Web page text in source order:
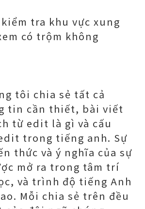
tra khu vực xung
có trộm không
tôi chia sẻ tất cả
tin cần thiết, bài viết
từ edit là gì và cấu
trong tiếng anh. Sự
​​thức và ý nghĩa của sự
mở ra trong tâm trí
và trình độ tiếng Anh
Mỗi chia sẻ trên đều